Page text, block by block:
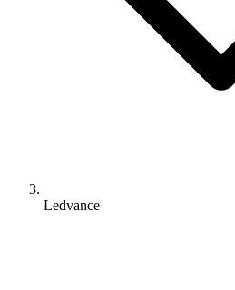
Ledvance